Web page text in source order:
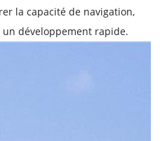
la capacité de navigation,
développement rapide.